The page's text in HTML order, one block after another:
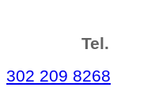
Tel.
302 209 8268